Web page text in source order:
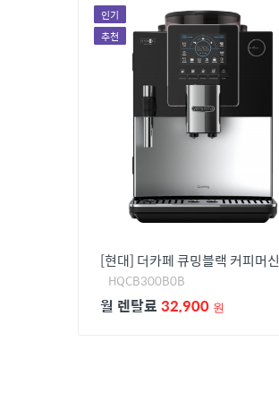
청호나이스
루헨스
종합렌탈/TV,냉장고/냉난방기
인기
추천
[현대] 더카페 큐밍블랙 커피머신
HQCB300B0B
월 렌탈료 32,900 원